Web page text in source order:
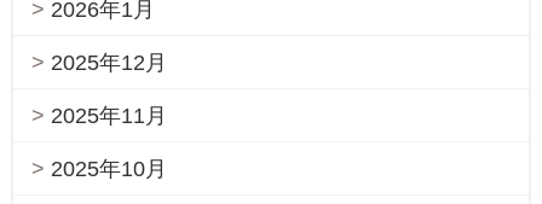
2026年1月
2025年12月
2025年11月
2025年10月